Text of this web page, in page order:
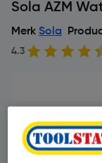
Sola AZM
Merk Sola
4.3